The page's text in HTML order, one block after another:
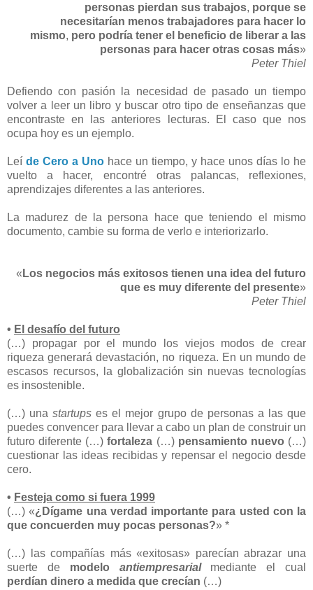
personas pierdan sus trabajos, porque se
necesitarían menos trabajadores para hacer lo
mismo, pero podría tener el beneficio de liberar a las
personas para hacer otras cosas más»
Peter Thiel
Defiendo con pasión la necesidad de pasado un tiempo
volver a leer un libro y buscar otro tipo de enseñanzas que
encontraste en las anteriores lecturas. El caso que nos
ocupa hoy es un ejemplo.
Leí de Cero a Uno hace un tiempo, y hace unos días lo he
vuelto a hacer, encontré otras palancas, reflexiones,
aprendizajes diferentes a las anteriores.
La madurez de la persona hace que teniendo el mismo
documento, cambie su forma de verlo e interiorizarlo.
« Los negocios más exitosos tienen una idea del futuro
que es muy diferente del presente»
Peter Thiel
• El desafío del futuro
(…) propagar por el mundo los viejos modos de crear
riqueza generará devastación, no riqueza. En un mundo de
escasos recursos, la globalización sin nuevas tecnologías
es insostenible.
(…) unastartups es el mejor grupo de personas a las que
puedes convencer para llevar a cabo un plan de construir un
futuro diferente (…)fortaleza (…) pensamiento nuevo (…)
cuestionar las ideas recibidas y repensar el negocio desde
cero.
• Festeja como si fuera 1999
(…) «¿Dígame una verdad importante para usted con la
que concuerden muy pocas personas?» *
(…) las compañías más «exitosas» parecían abrazar una
suerte de modelo antiempresarialmediante el cual
perdían dinero a medida que crecían (…)